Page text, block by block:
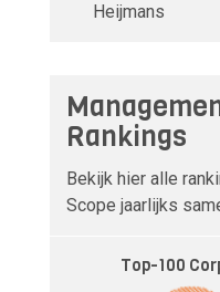
Heijmans
Rankings
Bekijk hier alle
Scope jaarlijks
Top-100